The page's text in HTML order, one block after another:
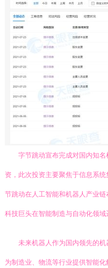
字节跳动宣布完成对国内知
资，此次投资主要聚焦于信息系
节跳动在人工智能和机器人产业
科技巨头在智能制造与自动化领域
未来机器人作为国内领先的
为制造业、物流等行业提供智能